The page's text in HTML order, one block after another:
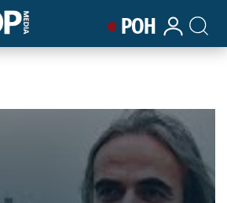
ΡΟΗ